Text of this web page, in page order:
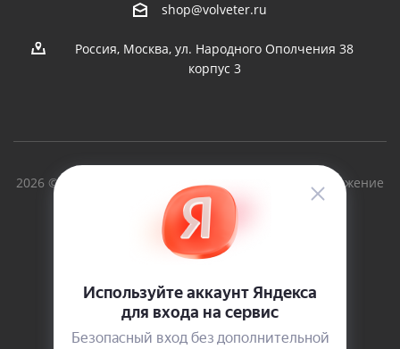
shop@volveter.ru
Россия, Москва, ул. Народного Ополчения 38
корпус 3
2026 © Вольный Ветер - производство судов и снаряжение
для туризма с 1997г.
Версия для печати